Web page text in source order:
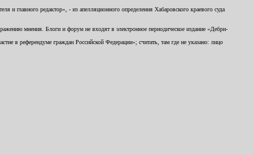
главного редактор», - из апелляционного определения Хабаровского краевого суда
мнения. Блоги и форум не входят в электронное периодическое издание «Дебри-
в референдуме граждан Российской Федерации»; считать, там где не указано: лицо